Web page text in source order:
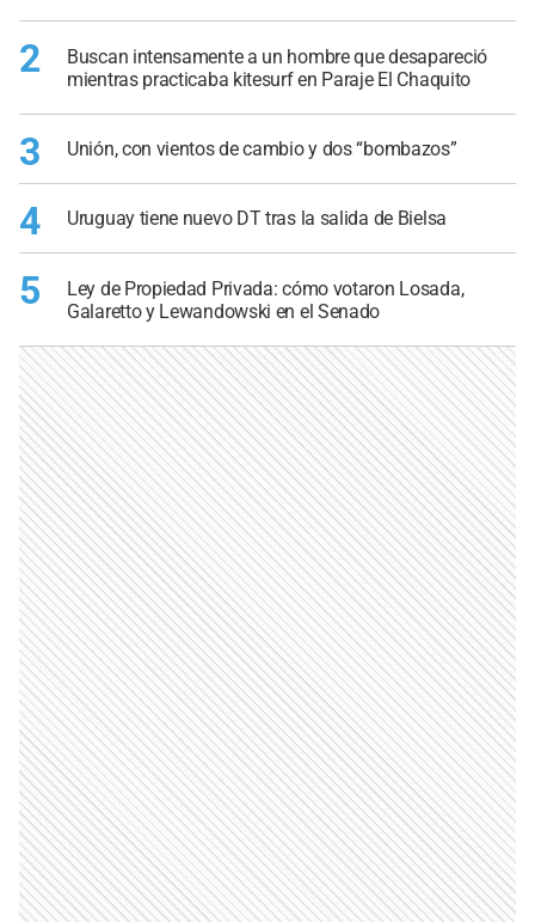
2
Buscan intensamente a un hombre que desapareció
mientras practicaba kitesurf en Paraje El Chaquito
3 Unión, con vientos de cambio y dos “bombazos”
4 Uruguay tiene nuevo DT tras la salida de Bielsa
5
Ley de Propiedad Privada: cómo votaron Losada,
Galaretto y Lewandowski en el Senado